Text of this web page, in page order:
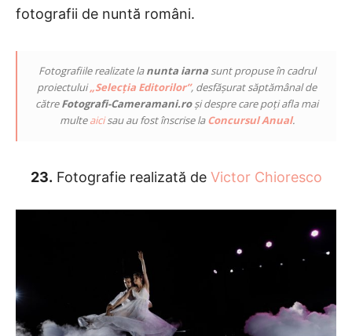
fotografii de nuntă români.
Fotografiile realizate lanunta iarnasunt propuse în cadrul
proiectului „Selecția Editorilor”, desfășurat săptămânal de
cătreFotografi-Cameramani.roși despre care poți afla mai
multeaicisau au fost înscrise laConcursul Anual.
23. Fotografie realizată de Victor Chioresco